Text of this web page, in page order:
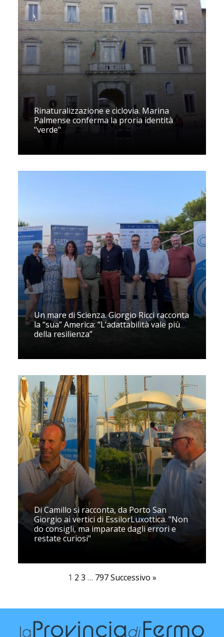
Rinaturalizzazione e ciclovia. Marina
Palmense conferma la proria identità
"verde"
Un mare di Scienza. Giorgio Ricci racconta
la “sua” America: “L’adattabilità vale più
della resilienza”
Di Camillo si racconta, da Porto San
Giorgio ai vertici di EssilorLuxottica. "Non
do consigli, ma imparate dagli errori e
restate curiosi"
1 2 3 … 797 Successivo »